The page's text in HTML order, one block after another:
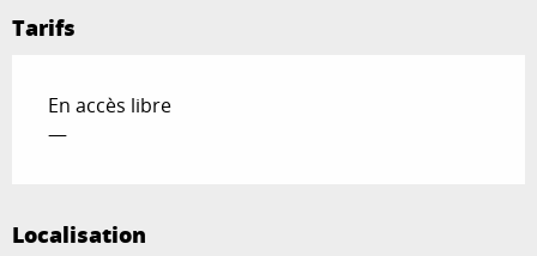
Tarifs
En accès libre
—
Localisation